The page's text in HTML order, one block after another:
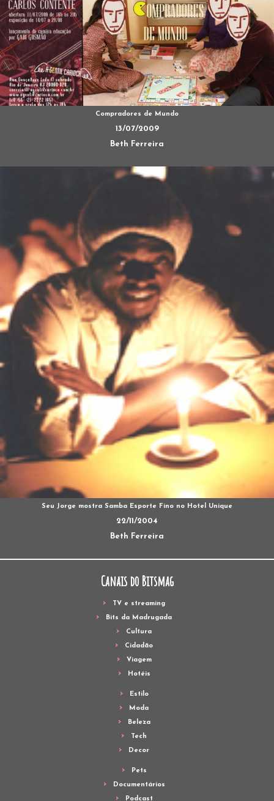
Compradores de Mundo
13/07/2009
Beth Ferreira
Seu Jorge mostra Samba Esporte Fino no Hotel Unique
22/11/2004
Beth Ferreira
Canais do Bitsmag
TV e streaming
Bits da Madrugada
Cultura
Cidadão
Viagem
Hotéis
Estilo
Moda
Beleza
Tech
Decor
Pets
Documentários
Podcast